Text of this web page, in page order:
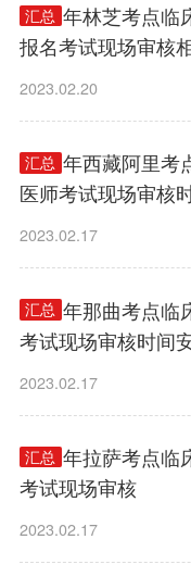
汇总
2023年林芝考点临
报名考试现场审核
2023.02.20
汇总
2023年西藏阿里考
医师考试现场审核
2023.02.17
汇总
2023年那曲考点临
考试现场审核时间
2023.02.17
汇总
2023年拉萨考点临
考试现场审核
2023.02.17